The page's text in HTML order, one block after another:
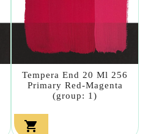
Tempera End 20 Ml 256
Primary Red-Magenta
(group: 1)
